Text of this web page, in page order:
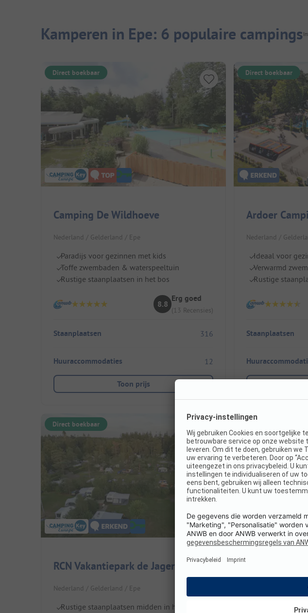
Kamperen in Epe: 6 populaire campings
Direct boekbaar
Camping De Wildhoeve
Nederland / Gelderland / Epe
Paradijs voor gezinnen met kids
Toffe zwembaden & waterspeeltuin
Rustige staanplaatsen in het bos
8.8
Erg goed
(13 Recensies)
Staanplaatsen 316
Huuraccommodaties 12
Toon prijs
Direct boekbaar
Ardoer
Nederland /
Ideaal voor
Verwarmd
Rustige
Staanplaatsen
Direct boekbaar
RCN Vakantiepark de Jagerstee
Nederland / Gelderland / Epe
Rustige staanplaatsen midden in het bos
Nederland /
Heerlijk rustige